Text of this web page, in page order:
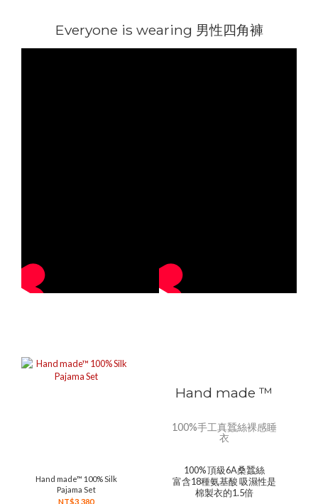
Everyone is wearing 男性四角褲
Hand made™ 100% Silk
Pajama Set
NT$3,380
Hand made ™
100%手工真蠶絲裸感睡
衣
100% 頂級6A桑蠶絲
富含18種氨基酸 吸濕性是
棉製衣的1.5倍